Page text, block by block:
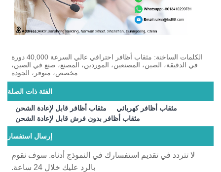
الكلمات الساخنة: مثقاب أظافر احترافي عالي السرعة 40,000 دورة
في الدقيقة، الصين، المصنعين، الموردين، المصنع، صنع في الصين،
مخصص، متوفر، الجودة
الفئة ذات الصلة
مثقاب أظافر قابل لإعادة الشحن
مثقاب أظافر كهربائي
مثقاب أظافر بدون فرش قابل لإعادة الشحن
إرسال استفسار
لا تتردد في تقديم استفسارك في النموذج أدناه. سوف نقوم
بالرد عليك خلال 24 ساعة.